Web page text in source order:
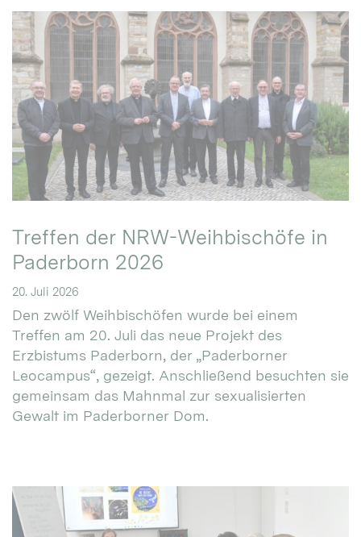
Treffen der NRW-Weihbischöfe in
Paderborn 2026
20. Juli 2026
Den zwölf Weihbischöfen wurde bei einem
Treffen am 20. Juli das neue Projekt des
Erzbistums Paderborn, der „Paderborner
Leocampus“, gezeigt. Anschließend besuchten sie
gemeinsam das Mahnmal zur sexualisierten
Gewalt im Paderborner Dom.